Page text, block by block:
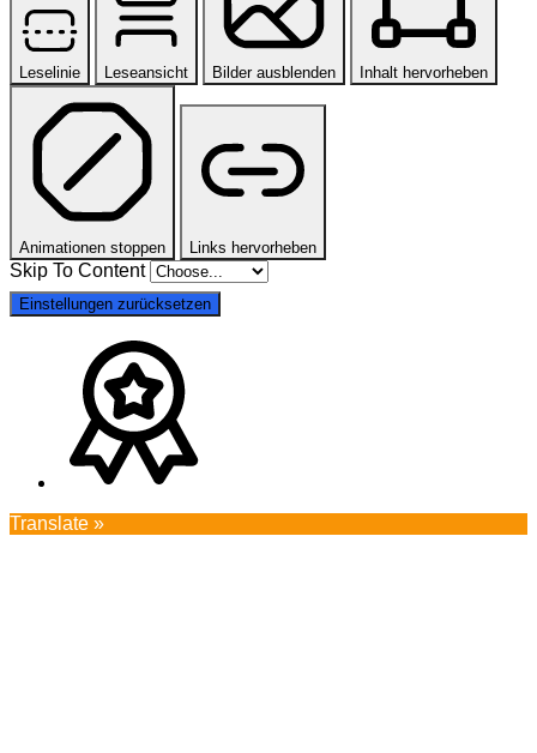
Leselinie Leseansicht Bilder ausblenden Inhalt hervorheben
Animationen stoppen Links hervorheben
Skip To Content
Einstellungen zurücksetzen
Translate »